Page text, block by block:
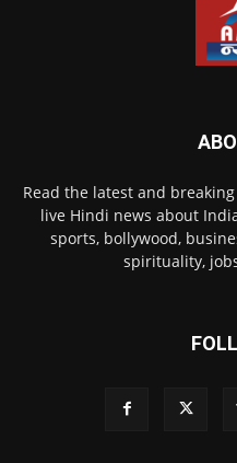
Read the latest and
live Hindi news about
sports, bollywood,
spirituality,